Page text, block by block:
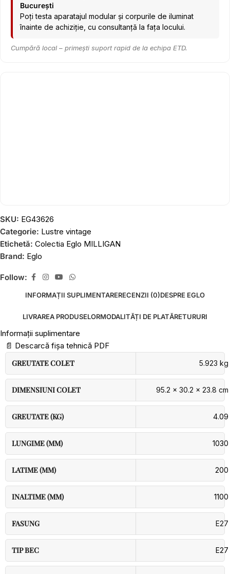
București
Poți testa aparatajul modular și corpurile de iluminat
înainte de achiziție, cu consultanță la fața locului.
Cumpără local – primești suport rapid de la echipa ETD.
SKU: EG43626
Categorie: Lustre vintage
Etichetă: Colectia Eglo MILLIGAN
Brand: Eglo
Follow:
INFORMAȚII SUPLIMENTARERECENZII (0)DESPRE EGLO
LIVRAREA PRODUSELORMODALITĂȚI DE PLATĂRETURURI
Informații suplimentare
📄 Descarcă fișa tehnică PDF
GREUTATE COLET
5.923 kg
DIMENSIUNI COLET 95.2 × 30.2 × 23.8 cm
GREUTATE (KG) 4.09
LUNGIME (MM) 1030
LATIME (MM) 200
INALTIME (MM) 1100
FASUNG E27
TIP BEC E27